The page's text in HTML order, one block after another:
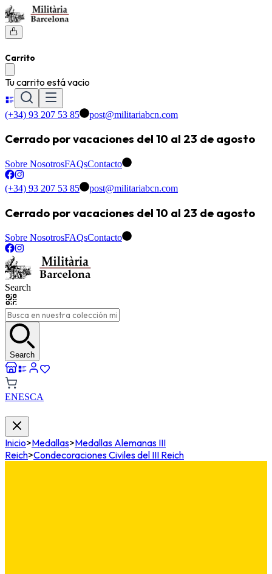
Carrito
Tu carrito está vacio
(+34) 93 207 53 85 post@militariabcn.com
Cerrado por vacaciones del 10 al 23 de agosto
Sobre NosotrosFAQsContacto
(+34) 93 207 53 85 post@militariabcn.com
Cerrado por vacaciones del 10 al 23 de agosto
Sobre NosotrosFAQsContacto
Search
Search
ENESCA
Inicio>Medallas>Medallas Alemanas III
Reich>Condecoraciones Civiles del III Reich